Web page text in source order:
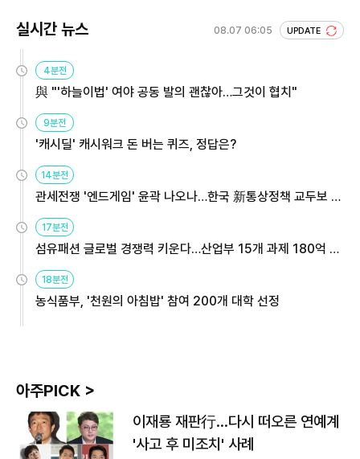
실시간 뉴스 08.07 06:05 UPDATE
4분전
與 "'하늘이법' 여야 공동 발의 괜찮아…그것이 협치"
9분전
'캐시딜' 캐시워크 돈 버는 퀴즈, 정답은?
14분전
관세전쟁 '엔드게임' 윤곽 나오나…한국 新통상정책 교두보 활
17분전
섬유패션 글로벌 경쟁력 키운다…산업부 15개 과제 180억 지
18분전
농식품부, '천원의 아침밥' 참여 200개 대학 선정
아주PICK >
이재룡 재판行…다시 떠오른 연예계
'사고 후 미조치' 사례